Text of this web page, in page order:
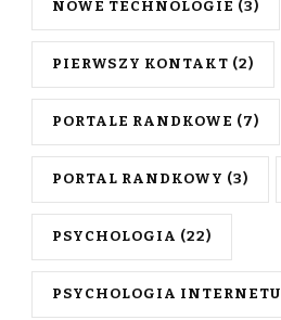
NOWE TECHNOLOGIE (3)
PIERWSZY KONTAKT (2)
PORTALE RANDKOWE (7)
PORTAL RANDKOWY (3)
PSYCHOLOGIA (22)
PSYCHOLOGIA INTERNETU